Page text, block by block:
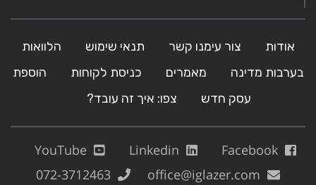
אודות צור עימנו קשר תנאי שימוש
הלוואות
בערבות מדינה
מאמרים כניסת לקוחות
הוספת
עסק חדש
צפו: איך זה עובד?
Facebook